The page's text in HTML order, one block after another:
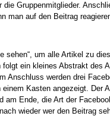
Gruppenmitglieder.
man auf den Beitrag
sehen“, um alle Artikel zu
ein kleines Abstrakt des
Anschluss werden drei
Kasten angezeigt. Der
am Ende, die Art der
wieder wer den Beitrag